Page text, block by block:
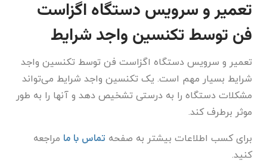
تعمیر و سرویس دستگاه اگزاست
فن توسط تکنسین واجد شرایط
تعمیر و سرویس دستگاه اگزاست فن توسط تکنسین واجد
شرایط بسیار مهم است. یک تکنسین واجد شرایط می‌تواند
مشکلات دستگاه را به درستی تشخیص دهد و آنها را به طور
موثر برطرف کند.
برای کسب اطلاعات بیشتر به صفحه تماس با ما مراجعه
کنید.